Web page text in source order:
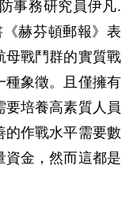
事務研究員伊凡.
赫芬頓郵報》表
母戰鬥群的實質戰
種象徵。且僅擁有
要培養高素質人員
的作戰水平需要數
資金，然而這都是